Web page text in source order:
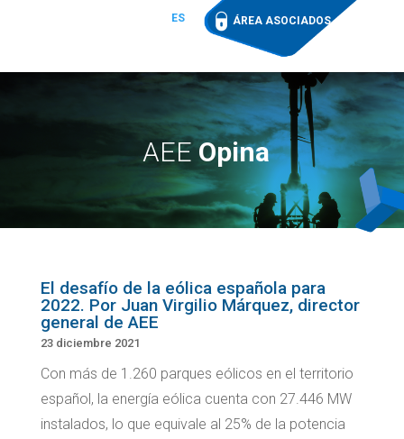
ES ÁREA ASOCIADOS
AEEOpina
El desafío de la eólica española para
2022. Por Juan Virgilio Márquez, director
general de AEE
23 diciembre 2021
Con más de 1.260 parques eólicos en el territorio
español, la energía eólica cuenta con 27.446 MW
instalados, lo que equivale al 25% de la potencia